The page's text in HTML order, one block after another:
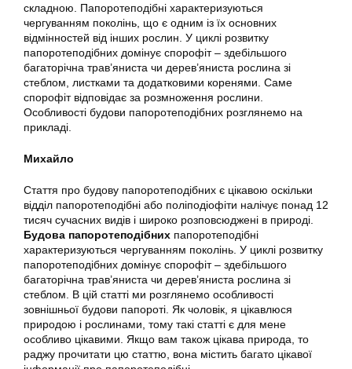
складною. Папоротеподібні характеризуються
чергуванням поколінь, що є одним із їх основних
відмінностей від інших рослин. У циклі розвитку
папоротеподібних домінує спорофіт – здебільшого
багаторічна трав’яниста чи дерев’яниста рослина зі
стеблом, листками та додатковими коренями. Саме
спорофіт відповідає за розмноження рослини.
Особливості будови папоротеподібних розглянемо на
прикладі.
Михайло
Стаття про будову папоротеподібних є цікавою оскільки
відділ папоротеподібні або поліподіофіти налічує понад 12
тисяч сучасних видів і широко розповсюджені в природі.
Будова папоротеподібних папоротеподібні
характеризуються чергуванням поколінь. У циклі розвитку
папоротеподібних домінує спорофіт – здебільшого
багаторічна трав’яниста чи дерев’яниста рослина зі
стеблом. В цій статті ми розглянемо особливості
зовнішньої будови папороті. Як чоловік, я цікавлюся
природою і рослинами, тому такі статті є для мене
особливо цікавими. Якщо вам також цікава природа, то
раджу прочитати цю статтю, вона містить багато цікавої